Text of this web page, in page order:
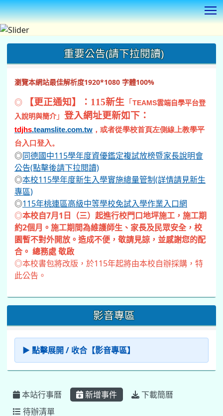
重要公告(請下拉閱讀)
瀏覽本網站最佳解析度1920*1080 字體100%
◎ 【更正通知】：115新生 「 TEAMS雲端自學平台登
入說明與簡介」 登入網址更新如下：
tdjhs.teamslite.com.tw ，或者從學校首頁左側線上教學平
台入口登入。
◎同德國中115學年度資優鑑定複試放榜暨家長說明會
公告(點擊後請下拉閱讀)
◎本校115學年度新生入學實施總量管制(詳情請見新生
專區)
◎115年桃連區高級中等學校免試入學作業入口網
◎本校自7月1日（三）起進行校門口地坪施工，施工期
約2個月。施工期間為維護師生、家長及民眾安全，校
園暫不對外開放。造成不便，敬請見諒，並感謝您的配
合。 總務處 敬啟
◎本校書包將改版，於115年起將由本校自辦採購，特
此公告。
影音專區
▶ 點擊展開 / 收合【影音專區】
本站行事曆 新增事件
下載簡曆
待辦清單